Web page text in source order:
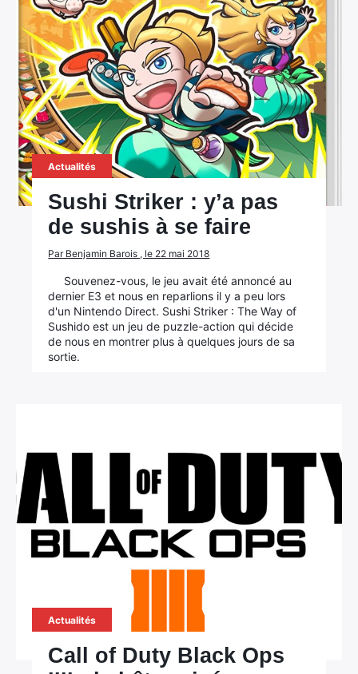
Actualités
Sushi Striker : y’a pas
de sushis à se faire
Par Benjamin Barois , le 22 mai 2018
Souvenez-vous, le jeu avait été annoncé au
dernier E3 et nous en reparlions il y a peu lors
d'un Nintendo Direct. Sushi Striker : The Way of
Sushido est un jeu de puzzle-action qui décide
de nous en montrer plus à quelques jours de sa
sortie.
Actualités
Call of Duty Black Ops
×
Rechercher